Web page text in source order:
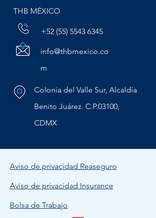
THB MÉXICO
+52 (55) 5543 6345
info@thbmexico.co
m
Colonia del Valle Sur, Alcaldía
Benito Juárez. C.P.03100,
CDMX
Aviso de privacidad Reaseguro
Aviso de privacidad Insurance
Bolsa de Trabajo